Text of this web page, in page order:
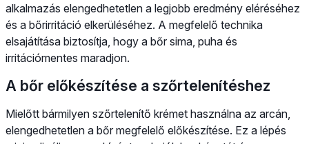
alkalmazás elengedhetetlen a legjobb eredmény eléréséhez
és a bőrirritáció elkerüléséhez. A megfelelő technika
elsajátítása biztosítja, hogy a bőr sima, puha és
irritációmentes maradjon.
A bőr előkészítése a szőrtelenítéshez
Mielőtt bármilyen szőrtelenítő krémet használna az arcán,
elengedhetetlen a bőr megfelelő előkészítése. Ez a lépés